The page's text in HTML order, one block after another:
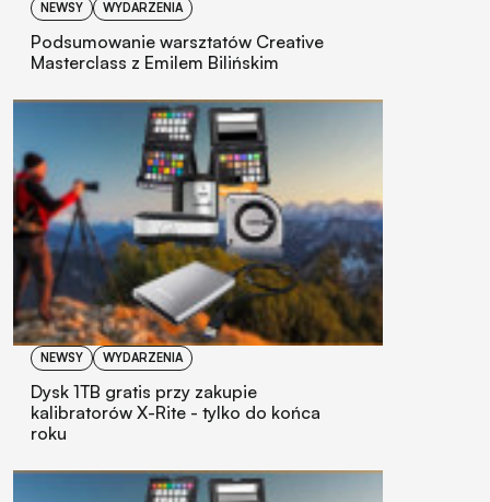
NEWSY WYDARZENIA
Podsumowanie warsztatów Creative
Masterclass z Emilem Bilińskim
NEWSY WYDARZENIA
Dysk 1TB gratis przy zakupie
kalibratorów X-Rite - tylko do końca
roku